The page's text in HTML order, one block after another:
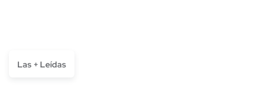
Las + Leídas